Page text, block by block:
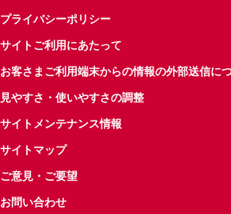
プライバシーポリシー
サイトご利用にあたって
お客さまご利用端末からの情報の外部送信に
見やすさ・使いやすさの調整
サイトメンテナンス情報
サイトマップ
ご意見・ご要望
お問い合わせ